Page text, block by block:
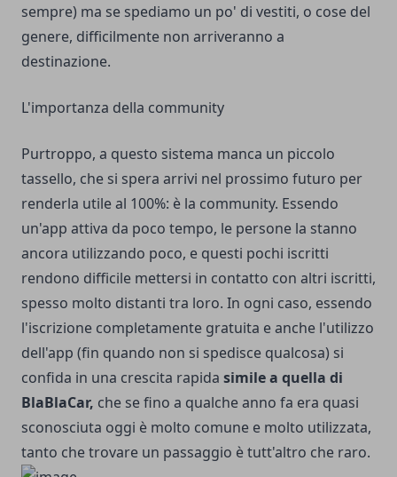
sempre) ma se spediamo un po' di vestiti, o cose del
genere, difficilmente non arriveranno a
destinazione.
L'importanza della community
Purtroppo, a questo sistema manca un piccolo
tassello, che si spera arrivi nel prossimo futuro per
renderla utile al 100%: è la community. Essendo
un'app attiva da poco tempo, le persone la stanno
ancora utilizzando poco, e questi pochi iscritti
rendono difficile mettersi in contatto con altri iscritti,
spesso molto distanti tra loro. In ogni caso, essendo
l'iscrizione completamente gratuita e anche l'utilizzo
dell'app (fin quando non si spedisce qualcosa) si
confida in una crescita rapida simile a quella di
BlaBlaCar, che se fino a qualche anno fa era quasi
sconosciuta oggi è molto comune e molto utilizzata,
tanto che trovare un passaggio è tutt'altro che raro.